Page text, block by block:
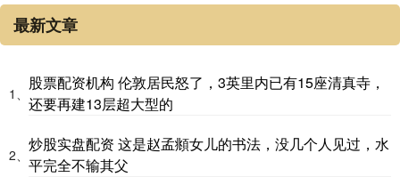
最新文章
1、
股票配资机构 伦敦居民怒了，3英里内已有15座清真寺，
还要再建13层超大型的
2、
炒股实盘配资 这是赵孟頫女儿的书法，没几个人见过，水
平完全不输其父